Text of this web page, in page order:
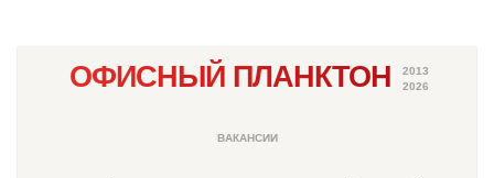
ОФИСНЫЙ ПЛАНКТОН
2013
2026
ВАКАНСИИ